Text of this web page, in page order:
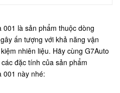
001 là sản phẩm thuộc dòng
ấn tượng với khả năng vận
nhiên liệu. Hãy cùng G7Auto
đặc tính của sản phẩm
001 này nhé: